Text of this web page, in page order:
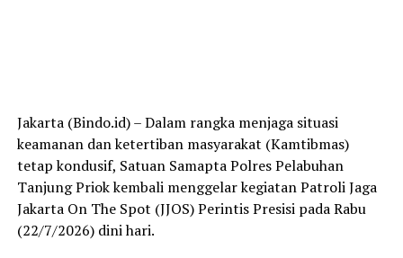
Jakarta (Bindo.id) – Dalam rangka menjaga situasi
keamanan dan ketertiban masyarakat (Kamtibmas)
tetap kondusif, Satuan Samapta Polres Pelabuhan
Tanjung Priok kembali menggelar kegiatan Patroli Jaga
Jakarta On The Spot (JJOS) Perintis Presisi pada Rabu
(22/7/2026) dini hari.